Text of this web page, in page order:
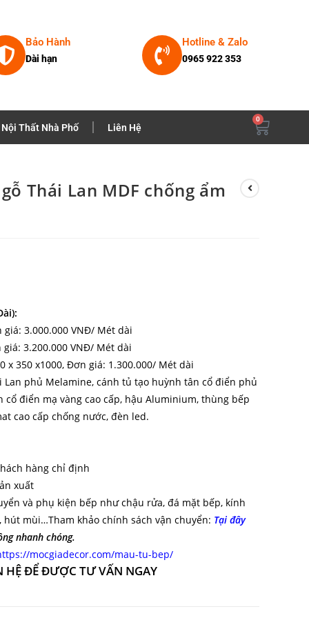
Bảo Hành
Dài hạn
Hotline & Zalo
0965 922 353
Nội Thất Nhà Phố Liên Hệ
0
Thái Lan MDF chống ẩm
giá: 3.000.000 VNĐ/ Mét dài
3.200.000 VNĐ/ Mét dài
350 x1000, Đơn giá: 1.300.000/ Mét dài
Lan phủ Melamine, cánh tủ tạo huỳnh tân cổ điển phủ
cổ điển mạ vàng cao cấp, hậu Aluminium, thùng bếp
cao cấp chống nước, đèn led.
hàng chỉ định
xuất
và phụ kiện bếp như chậu rửa, đá mặt bếp, kính
hút mùi…Tham khảo chính sách vận chuyển: Tại đây
nhanh chóng.
mocgiadecor.com/mau-tu-bep/
HỆ ĐỂ ĐƯỢC TƯ VẤN NGAY